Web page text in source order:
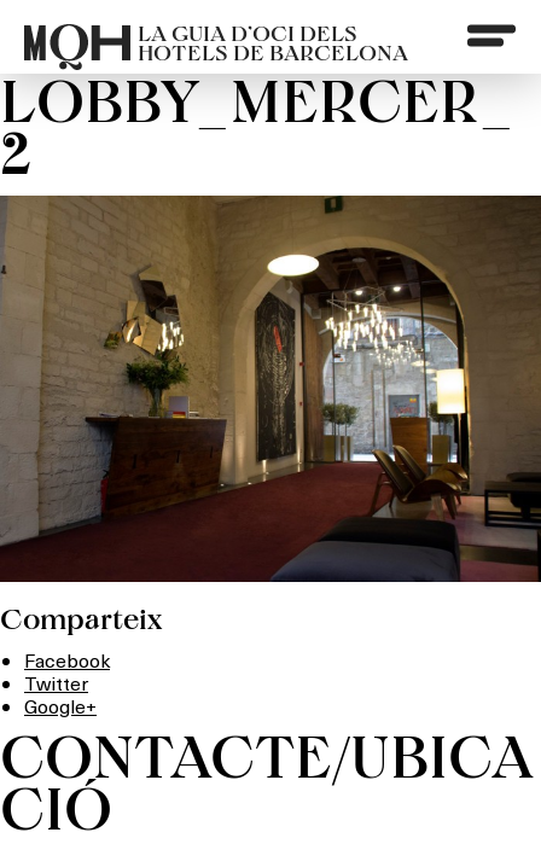
LA GUIA D’OCI DELS
HOTELS DE BARCELONA
LOBBY_MERCER_
2
Comparteix
Facebook
Twitter
Google+
CONTACTE/UBICA
CIÓ